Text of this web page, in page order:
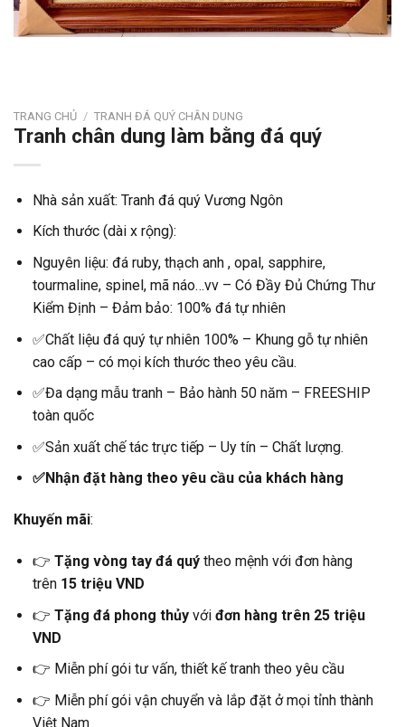
TRANG CHỦ / TRANH ĐÁ QUÝ CHÂN DUNG
Tranh chân dung làm bằng đá quý
Nhà sản xuất: Tranh đá quý Vương Ngôn
Kích thước (dài x rộng):
Nguyên liệu: đá ruby, thạch anh , opal, sapphire,
tourmaline, spinel, mã náo…vv – Có Đầy Đủ Chứng Thư
Kiểm Định – Đảm bảo: 100% đá tự nhiên
✅Chất liệu đá quý tự nhiên 100% – Khung gỗ tự nhiên
cao cấp – có mọi kích thước theo yêu cầu.
✅Đa dạng mẫu tranh – Bảo hành 50 năm – FREESHIP
toàn quốc
✅Sản xuất chế tác trực tiếp – Uy tín – Chất lượng.
✅Nhận đặt hàng theo yêu cầu của khách hàng
Khuyến mãi:
👉 Tặng vòng tay đá quýtheo mệnh với đơn hàng
trên 15 triệu VND
👉 Tặng đá phong thủyvới đơn hàng trên 25 triệu
VND
👉 Miễn phí gói tư vấn, thiết kế tranh theo yêu cầu
👉 Miễn phí gói vận chuyển và lắp đặt ở mọi tỉnh thành
Việt Nam